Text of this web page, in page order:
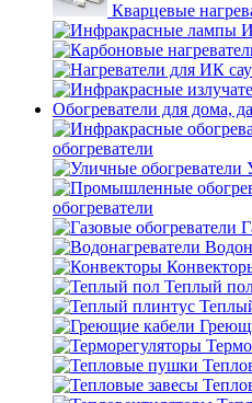
Кварцевые
Обогреватели для дома,
обогреватели
обогреватели
Теплый